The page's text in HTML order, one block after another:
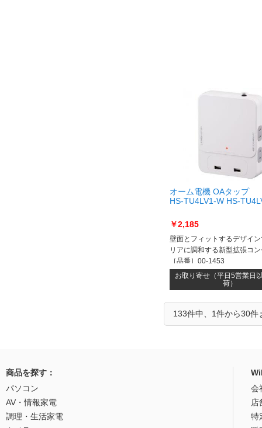
オーム電機 OAタップ
HS-TU4LV1-W HS-
￥2,185
壁面とフィットするデザイ
リアに調和する新型拡張コ
［品番］00-1453
お取り寄せ（平日5営業日
荷）
133件中、1件から30件
商品を探す：
パソコン
AV・情報家電
調理・生活家電
会
店
特